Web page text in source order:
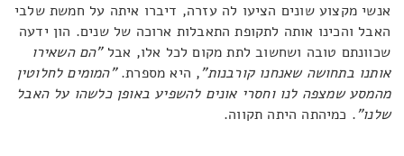
אנשי מקצוע שונים הציעו לה עזרה, דיברו איתה על חמשת שלבי
האבל והכינו אותה לתקופת התאבלות ארוכה של שנים. הון ידעה
שכוונתם טובה ושחשוב לתת מקום לכל אלו, אבל"הם השאירו
אותנו בתחושה שאנחנו קורבנות", היא מספרת."המומים לחלוטין
מהמסע שמצפה לנו וחסרי אונים להשפיע באופן כלשהו על האבל
שלנו". כמיהתה היתה תקווה.